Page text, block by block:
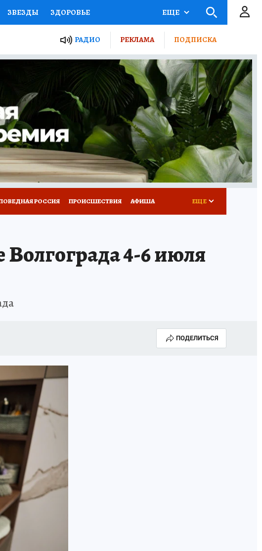
ЗВЕЗДЫ ЗДОРОВЬЕ
ПРОЕКТЫ РОССИИ
СЕКРЕТЫ ПУТЕВОДИТЕЛЬ
ДЕФИЦИТ ЖЕЛЕЗА ТУРИЗМ
ГИД ПОТРЕБИТЕЛЯ ВСЕ О КП
ЕЩЕ
РАДИО РЕКЛАМА ПОДПИСКА
РОССИЯ ПРОИСШЕСТВИЯ АФИША ЕЩЕ
4-6 июля
ПОДЕЛИТЬСЯ